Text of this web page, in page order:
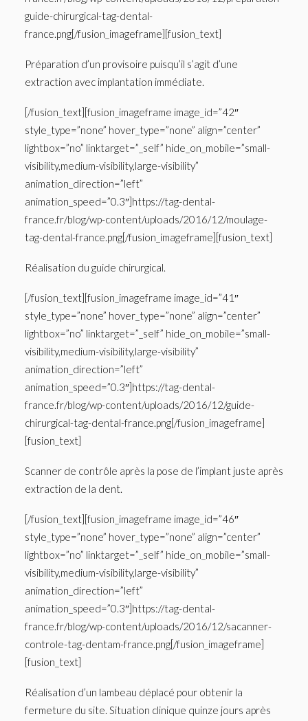
guide-chirurgical-tag-dental-
france.png[/fusion_imageframe][fusion_text]
Préparation d’un provisoire puisqu’il s’agit d’une
extraction avec implantation immédiate.
[/fusion_text][fusion_imageframe image_id=”42″
style_type=”none” hover_type=”none” align=”center”
lightbox=”no” linktarget=”_self” hide_on_mobile=”small-
visibility,medium-visibility,large-visibility”
animation_direction=”left”
animation_speed=”0.3″]https://tag-dental-
france.fr/blog/wp-content/uploads/2016/12/moulage-
tag-dental-france.png[/fusion_imageframe][fusion_text]
Réalisation du guide chirurgical.
[/fusion_text][fusion_imageframe image_id=”41″
style_type=”none” hover_type=”none” align=”center”
lightbox=”no” linktarget=”_self” hide_on_mobile=”small-
visibility,medium-visibility,large-visibility”
animation_direction=”left”
animation_speed=”0.3″]https://tag-dental-
france.fr/blog/wp-content/uploads/2016/12/guide-
chirurgical-tag-dental-france.png[/fusion_imageframe]
[fusion_text]
Scanner de contrôle après la pose de l’implant juste après
extraction de la dent.
[/fusion_text][fusion_imageframe image_id=”46″
style_type=”none” hover_type=”none” align=”center”
lightbox=”no” linktarget=”_self” hide_on_mobile=”small-
visibility,medium-visibility,large-visibility”
animation_direction=”left”
animation_speed=”0.3″]https://tag-dental-
france.fr/blog/wp-content/uploads/2016/12/sacanner-
controle-tag-dentam-france.png[/fusion_imageframe]
[fusion_text]
Réalisation d’un lambeau déplacé pour obtenir la
fermeture du site. Situation clinique quinze jours après